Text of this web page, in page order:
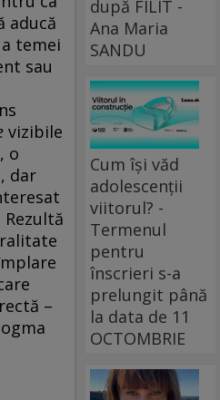
aducă
temei
sau
vizibile
o
dar
–
după FILIT -
Ana Maria
SANDU
Cum își văd
adolescenții
viitorul? -
Termenul
pentru
înscrieri s-a
prelungit până
la data de 11
OCTOMBRIE